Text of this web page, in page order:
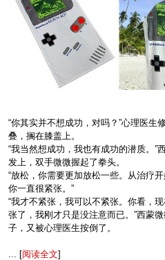
“你其实并不想成功，对吗？”心理医生
叠，搁在膝盖上。
“我当然想成功，我也有成功的潜质。”
发上，双手微微握起了拳头。
“放松，你需要更加放松一些。从治疗开
你一直很紧张。”
“我才不紧张，我可以不紧张。你看，
张了，我刚才只是没注意而已。”西蒙
子，又被心理医生按倒了。
... [阅读全文]